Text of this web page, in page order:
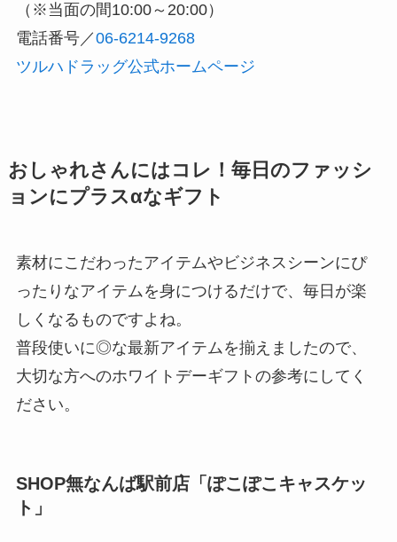
（※当面の間10:00～20:00）
電話番号／06-6214-9268
ツルハドラッグ公式ホームページ
おしゃれさんにはコレ！毎日のファッシ
ョンにプラスαなギフト
素材にこだわったアイテムやビジネスシーンにぴ
ったりなアイテムを身につけるだけで、毎日が楽
しくなるものですよね。
普段使いに◎な最新アイテムを揃えましたので、
大切な方へのホワイトデーギフトの参考にしてく
ださい。
SHOP無なんば駅前店「ぽこぽこキャスケッ
ト」